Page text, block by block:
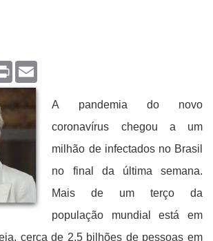
Print
A pandemia do novo
coronavírus chegou a um
milhão de infectados no Brasil
no final da última semana.
Mais de um terço da
população mundial está em
cerca de 2,5 bilhões de pessoas em